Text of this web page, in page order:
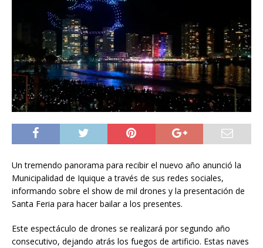
Un tremendo panorama para recibir el nuevo año anunció la
Municipalidad de Iquique a través de sus redes sociales,
informando sobre el show de mil drones y la presentación de
Santa Feria para hacer bailar a los presentes.
Este espectáculo de drones se realizará por segundo año
consecutivo, dejando atrás los fuegos de artificio. Estas naves